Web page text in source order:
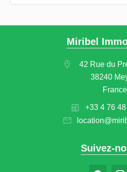
Miribel
42 Rue du
38240
France
+33 4 76
Suivez-